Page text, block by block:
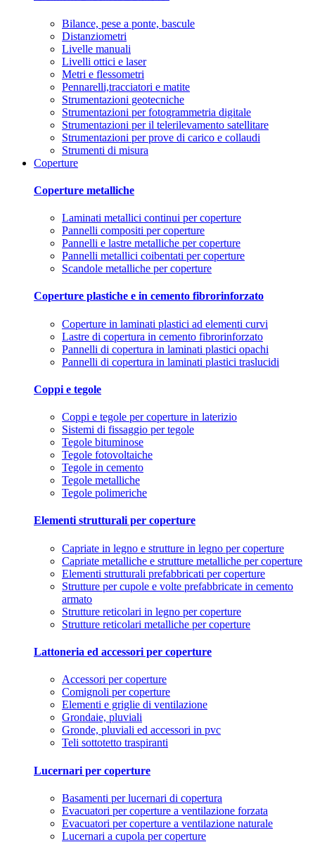
Bilance, pese a ponte, bascule
Distanziometri
Livelle manuali
Livelli ottici e laser
Metri e flessometri
Pennarelli,tracciatori e matite
Strumentazioni geotecniche
Strumentazioni per fotogrammetria digitale
Strumentazioni per il telerilevamento satellitare
Strumentazioni per prove di carico e collaudi
Strumenti di misura
Coperture
Coperture metalliche
Laminati metallici continui per coperture
Pannelli compositi per coperture
Pannelli e lastre metalliche per coperture
Pannelli metallici coibentati per coperture
Scandole metalliche per coperture
Coperture plastiche e in cemento fibrorinforzato
Coperture in laminati plastici ad elementi curvi
Lastre di copertura in cemento fibrorinforzato
Pannelli di copertura in laminati plastici opachi
Pannelli di copertura in laminati plastici traslucidi
Coppi e tegole
Coppi e tegole per coperture in laterizio
Sistemi di fissaggio per tegole
Tegole bituminose
Tegole fotovoltaiche
Tegole in cemento
Tegole metalliche
Tegole polimeriche
Elementi strutturali per coperture
Capriate in legno e strutture in legno per coperture
Capriate metalliche e strutture metalliche per coperture
Elementi strutturali prefabbricati per coperture
Strutture per cupole e volte prefabbricate in cemento
armato
Strutture reticolari in legno per coperture
Strutture reticolari metalliche per coperture
Lattoneria ed accessori per coperture
Accessori per coperture
Comignoli per coperture
Elementi e griglie di ventilazione
Grondaie, pluviali
Gronde, pluviali ed accessori in pvc
Teli sottotetto traspiranti
Lucernari per coperture
Basamenti per lucernari di copertura
Evacuatori per coperture a ventilazione forzata
Evacuatori per coperture a ventilazione naturale
Lucernari a cupola per coperture